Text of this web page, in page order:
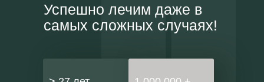
Успешно лечим даже в
самых сложных случаях!